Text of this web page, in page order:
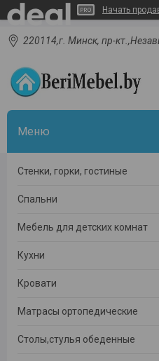
Начать
220114,г. Минск, пр-
Стенки, горки, гостиные
Спальни
Мебель для детских комнат
Кухни
Кровати
Матрасы ортопедические
Столы,стулья обеденные